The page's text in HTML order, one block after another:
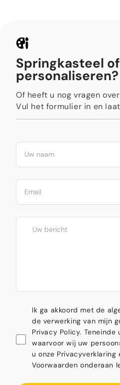
Springkasteel
personaliseren?
Of heeft u nog vragen
Vul het formulier in en
Ik ga akkoord met de
de verwerking van mijn
Privacy Policy.
waarvoor wij uw
u onze Privacyverklaring
Voorwaarden onderaan